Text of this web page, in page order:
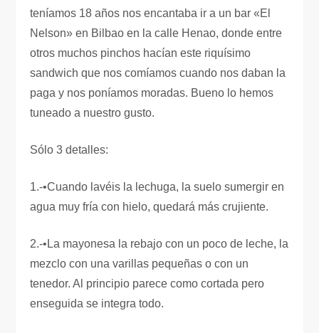
teníamos 18 años nos encantaba ir a un bar «El
Nelson» en Bilbao en la calle Henao, donde entre
otros muchos pinchos hacían este riquísimo
sandwich que nos comíamos cuando nos daban la
paga y nos poníamos moradas. Bueno lo hemos
tuneado a nuestro gusto.
Sólo 3 detalles:
1.-•Cuando lavéis la lechuga, la suelo sumergir en
agua muy fría con hielo, quedará más crujiente.
2.-•La mayonesa la rebajo con un poco de leche, la
mezclo con una varillas pequeñas o con un
tenedor. Al principio parece como cortada pero
enseguida se integra todo.